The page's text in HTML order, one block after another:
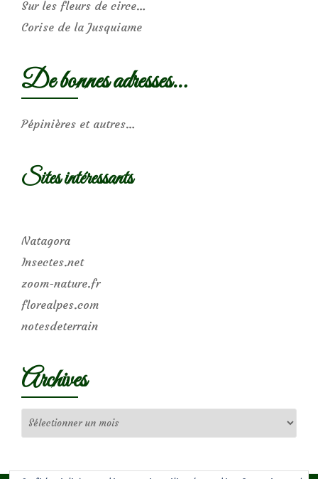
Sur les fleurs de circe…
Corise de la Jusquiame
De bonnes adresses…
Pépinières et autres…
Sites intéressants
Natagora
Insectes.net
zoom-nature.fr
florealpes.com
notesdeterrain
Archives